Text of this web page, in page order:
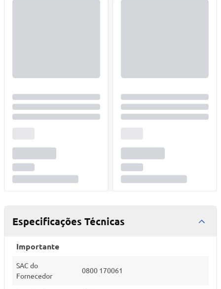
Especificações Técnicas
Importante
SAC do
Fornecedor
0800 170061